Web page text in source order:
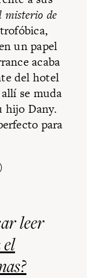
de
un papel
acaba
del hotel
se muda
hijo Dany.
para
leer
el